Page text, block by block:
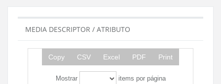
MEDIA DESCRIPTOR / ATRIBUTO
Copy CSV Excel PDF Print
Mostrar items por página